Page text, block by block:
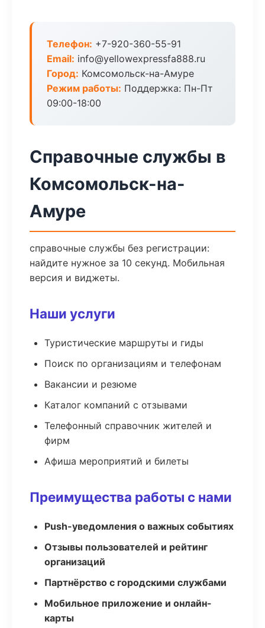
Телефон: +7-920-360-55-91
Email: info@yellowexpressfa888.ru
Город: Комсомольск-на-Амуре
Режим работы: Поддержка: Пн-Пт
09:00-18:00
Справочные службы в
Комсомольск-на-
Амуре
справочные службы без регистрации:
найдите нужное за 10 секунд. Мобильная
версия и виджеты.
Наши услуги
Туристические маршруты и гиды
Поиск по организациям и телефонам
Вакансии и резюме
Каталог компаний с отзывами
Телефонный справочник жителей и
фирм
Афиша мероприятий и билеты
Преимущества работы с нами
Push-уведомления о важных событиях
Отзывы пользователей и рейтинг
организаций
Партнёрство с городскими службами
Мобильное приложение и онлайн-
карты